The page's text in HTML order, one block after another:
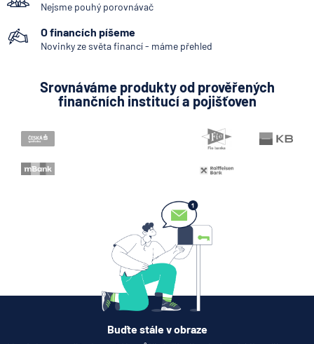
Nejsme pouhý porovnávač
O financích píšeme
Novinky ze světa financí - máme přehled
Srovnáváme produkty od prověřených
finančních institucí a pojišťoven
Buďte stále v obraze